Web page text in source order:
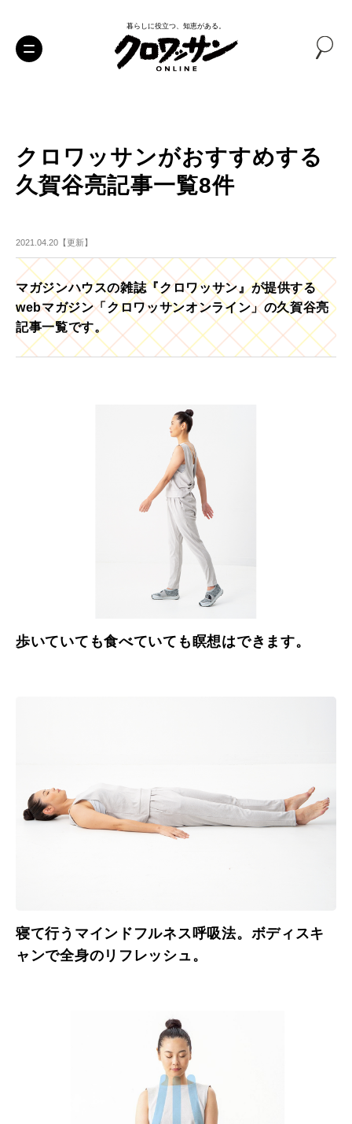
暮らしに役立つ、知恵がある。
クロワッサンがおすすめする
久賀谷亮記事一覧8件
2021.04.20【更新】
マガジンハウスの雑誌『クロワッサン』が提供する
webマガジン「クロワッサンオンライン」の久賀谷亮
記事一覧です。
歩いていても食べていても瞑想はできます。
寝て行うマインドフルネス呼吸法。ボディスキ
ャンで全身のリフレッシュ。